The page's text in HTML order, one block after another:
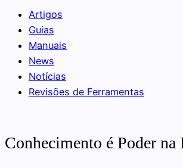
Artigos
Guias
Manuais
News
Notícias
Revisões de Ferramentas
Conhecimento é Poder